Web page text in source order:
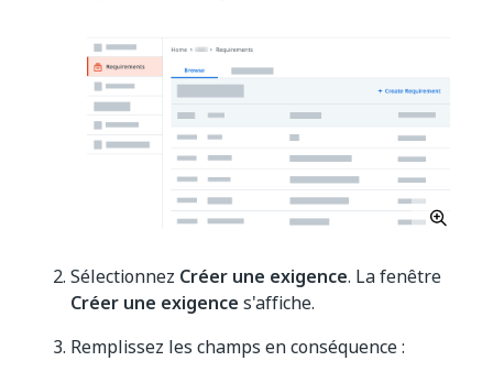
Sélectionnez Créer une exigence. La fenêtre
Créer une exigence s'affiche.
Remplissez les champs en conséquence :